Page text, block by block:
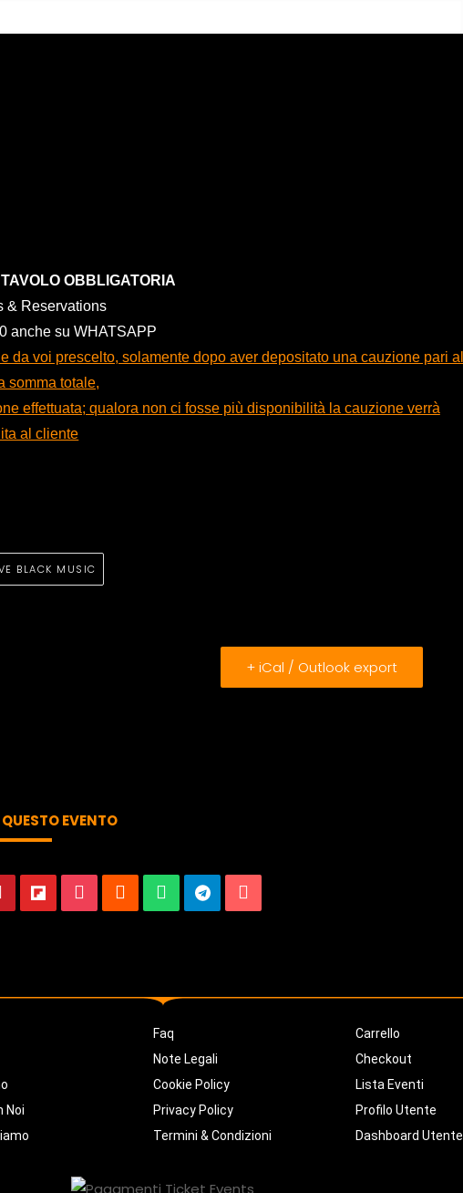
OBBLIGATORIA
& Reservations
anche su WHATSAPP
voi prescelto, solamente dopo aver depositato una cauzione pari al
somma totale,
effettuata; qualora non ci fosse più disponibilità la cauzione verrà
al cliente
BLACK MUSIC
+ iCal / Outlook export
EVENTO
Noi
Faq
Note Legali
Cookie Policy
Privacy Policy
Termini & Condizioni
Carrello
Checkout
Lista Eventi
Profilo Utente
Dashboard Utente